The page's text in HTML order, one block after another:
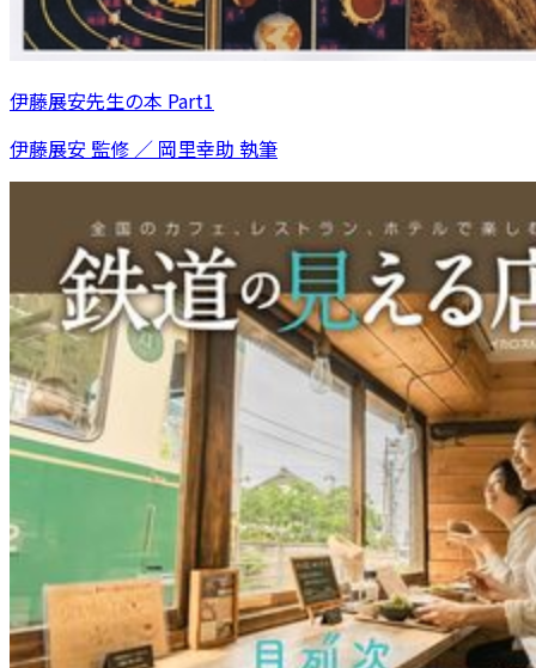
伊藤展安先生の本 Part1
伊藤展安 監修 ／ 岡里幸助 執筆